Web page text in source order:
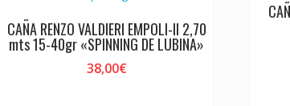
CAÑA RENZO VALDIERI EMPOLI-II 2,70
mts 15-40gr «SPINNING DE LUBINA»
38,00€